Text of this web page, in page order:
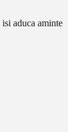
aduca aminte